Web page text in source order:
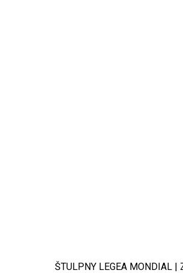
ŠTULPNY LEGEA MONDIAL |